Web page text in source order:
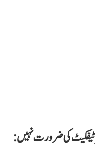
کی ضرورت نہیں: